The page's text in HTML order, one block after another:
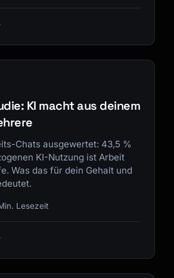
KI macht aus deinem
Chats ausgewertet: 43,5 %
KI-Nutzung ist Arbeit
Was das für dein Gehalt und
Lesezeit